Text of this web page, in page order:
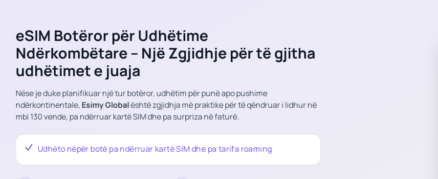
eSIM Botëror për Udhëtime
Ndërkombëtare – Një Zgjidhje për të gjitha
udhëtimet e juaja
Nëse je duke planifikuar një tur botëror, udhëtim për punë apo pushime
ndërkontinentale, Esimy Globalështë zgjidhja më praktike për të qëndruar i lidhur në
mbi 130 vende, pa ndërruar kartë SIM dhe pa surpriza në faturë.
Udhëto nëpër botë pa ndërruar kartë SIM dhe pa tarifa roaming